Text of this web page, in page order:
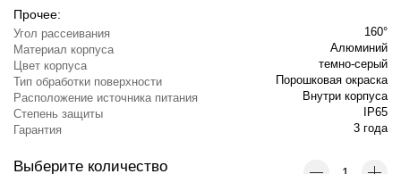
Прочее:
Угол рассеивания
160°
Материал корпуса
Алюминий
Цвет корпуса
темно-серый
Тип обработки поверхности
Порошковая окраска
Расположение источника питания
Внутри корпуса
Степень защиты
IP65
Гарантия
3 года
Выберите количество